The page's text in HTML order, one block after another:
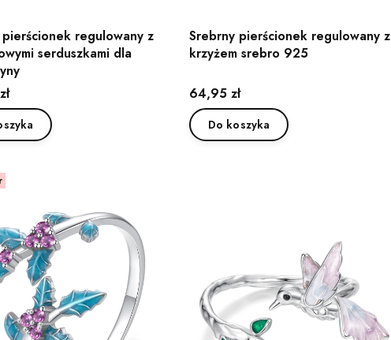
regulowany z
serduszkami dla
Srebrny pierścionek regulowany z
krzyżem srebro 925
Cena
64,95 zł
Do koszyka